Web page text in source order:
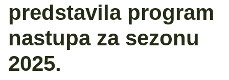
predstavila program
nastupa za sezonu
2025.